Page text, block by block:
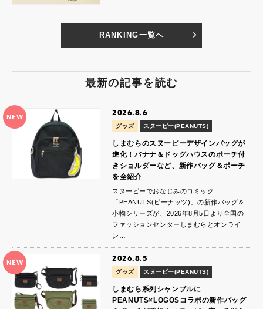
RANKING一覧へ
最新の記事を読む
NEW 2026.8.6
グッズ スヌーピー(PEANUTS)
しまむらのスヌーピーデザインバッグが
進化！バナナ＆ドッグハウスのポーチ付
きショルダーなど、新作バッグ＆ポーチ
を全紹介
スヌーピーでおなじみのコミック
「PEANUTS(ピーナッツ)」の新作バッグ＆
小物シリーズが、2026年8月5日より全国の
ファッションセンターしまむらとオンライ
ン…
NEW 2026.8.5
グッズ スヌーピー(PEANUTS)
しまむら系列シャンブルに
PEANUTS×LOGOSコラボの新作バッグ